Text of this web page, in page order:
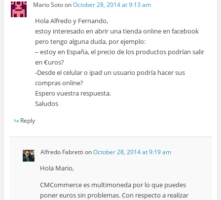
Mario SotoonOctober 28, 2014 at 9:13 am
Hola Alfredo y Fernando,
estoy interesado en abrir una tienda online en facebook
pero tengo alguna duda, por ejemplo:
– estoy en España, el precio de los productos podrían salir
en €uros?
-Desde el celular o ipad un usuario podría hacer sus
compras online?
Espero vuestra respuesta.
Saludos
Reply
Alfredo Fabretti onOctober 28, 2014 at 9:19 am
Hola Mario,
CMCommerce es multimoneda por lo que puedes
poner euros sin problemas. Con respecto a realizar